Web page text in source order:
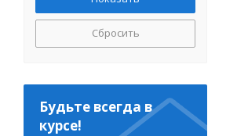
Сбросить
Будьте всегда в
курсе!